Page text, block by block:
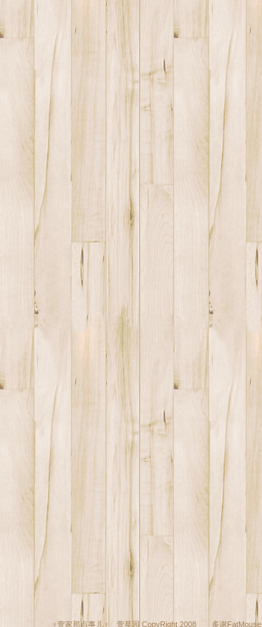
♀萱家那点事儿♀ 萱草园 CopyRight 2008 多谢FatMouse